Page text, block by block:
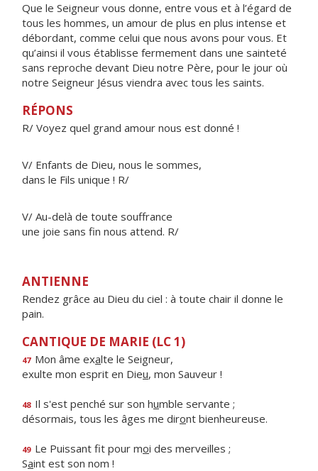
Que le Seigneur vous donne, entre vous et à l’égard de
tous les hommes, un amour de plus en plus intense et
débordant, comme celui que nous avons pour vous. Et
qu’ainsi il vous établisse fermement dans une sainteté
sans reproche devant Dieu notre Père, pour le jour où
notre Seigneur Jésus viendra avec tous les saints.
RÉPONS
R/ Voyez quel grand amour nous est donné !
V/ Enfants de Dieu, nous le sommes,
dans le Fils unique ! R/
V/ Au-delà de toute souffrance
une joie sans fin nous attend. R/
ANTIENNE
Rendez grâce au Dieu du ciel : à toute chair il donne le
pain.
CANTIQUE DE MARIE (LC 1)
47 Mon âme exalte le Seigneur,
exulte mon esprit en Dieu, mon Sauveur !
48 Il s'est penché sur son humble servante ;
désormais, tous les âges me diront bienheureuse.
49 Le Puissant fit pour moi des merveilles ;
Saint est son nom !